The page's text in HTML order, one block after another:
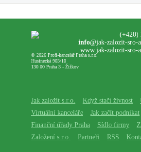
© 2026 Profi-kancelář Praha s.r.o.
Husinecká 903/10
130 00 Praha 3 - Žižkov
(+420)
info@jak-zalozit-sro-
www.jak-zalozit-sro-
Jak založit s.r.o. Když stačí živnost
Virtuální kanceláře
Jak začít podnikat
Finanční úřady Praha
Sídlo firmy
Založení s.r.o.
Partneři RSS